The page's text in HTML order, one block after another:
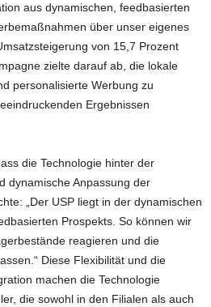
aus dynamischen, feedbasierten
über unser eigenes
von 15,7 Prozent
zielte darauf ab, die lokale
personalisierte Werbung zu
Ergebnissen
die Technologie hinter der
dynamische Anpassung der
„Der USP liegt in der dynamischen
Prospekts. So können wir
reagieren und die
Diese Flexibilität und die
machen die Technologie
die sowohl in den Filialen als auch